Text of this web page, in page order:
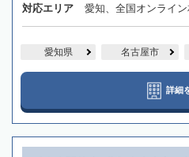
対応エリア 愛知、全国オンライ
愛知県 名古屋市
詳細